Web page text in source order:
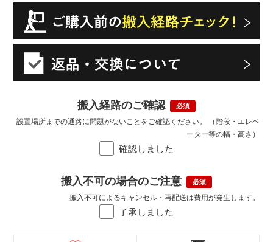
搬入経路のご確認
確認しました
設置場所までの通路に問題がないことをご確認ください。 （階段・エレベ
ーター等の幅・高さ）
搬入不可の場合のご注意
了承しました
搬入不可によるキャンセル・再配送は費用が発生します。